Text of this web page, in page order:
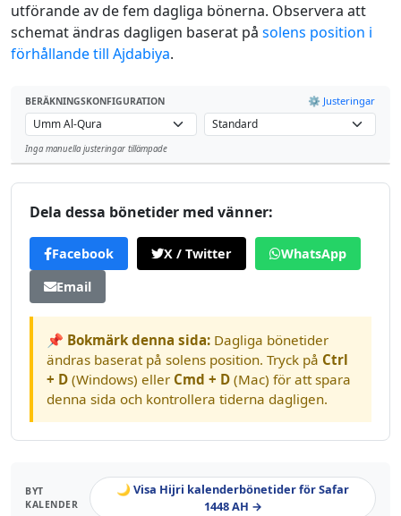
utförande av de fem dagliga bönerna. Observera att
schemat ändras dagligen baserat på solens position i
förhållande till Ajdabiya.
BERÄKNINGSKONFIGURATION ⚙️ Justeringar
Inga manuella justeringar tillämpade
Dela dessa bönetider med vänner:
Facebook X / Twitter
WhatsApp
Email
📌 Bokmärk denna sida: Dagliga bönetider
ändras baserat på solens position. Tryck på Ctrl
+ D (Windows) eller Cmd + D (Mac) för att spara
denna sida och kontrollera tiderna dagligen.
BYT
KALENDER
🌙 Visa Hijri kalenderbönetider för Safar
1448 AH →